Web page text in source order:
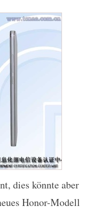
dies könnte aber
Honor-Modell